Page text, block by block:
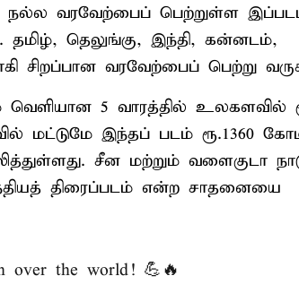
நல்ல வரவேற்பைப் பெற்றுள்ள
தமிழ், தெலுங்கு, இந்தி, கன்னடம்,
வரவேற்பைப் பெற்று
வெளியான 5 வாரத்தில் உலகளவில்
மட்டுமே இந்தப் படம் ரூ.1360
சீன மற்றும் வளைகுடா
திரைப்படம் என்ற சாதனையை
over the world! 💪🔥